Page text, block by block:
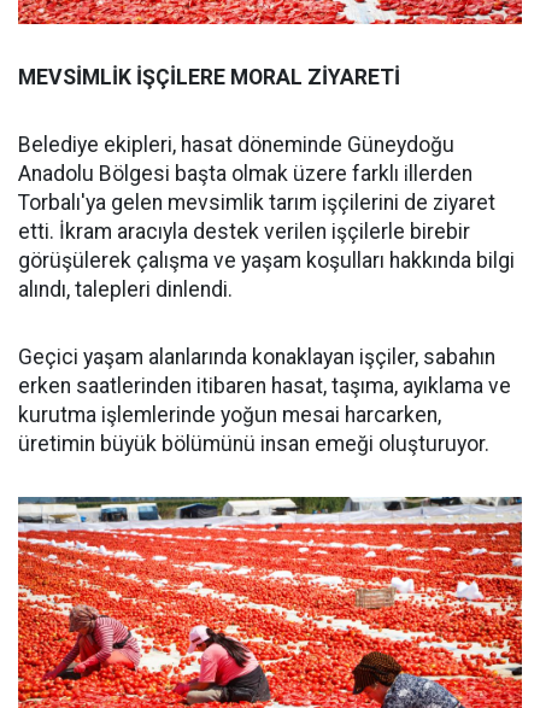
MEVSİMLİK İŞÇİLERE MORAL ZİYARETİ
Belediye ekipleri, hasat döneminde Güneydoğu
Anadolu Bölgesi başta olmak üzere farklı illerden
Torbalı'ya gelen mevsimlik tarım işçilerini de ziyaret
etti. İkram aracıyla destek verilen işçilerle birebir
görüşülerek çalışma ve yaşam koşulları hakkında bilgi
alındı, talepleri dinlendi.
Geçici yaşam alanlarında konaklayan işçiler, sabahın
erken saatlerinden itibaren hasat, taşıma, ayıklama ve
kurutma işlemlerinde yoğun mesai harcarken,
üretimin büyük bölümünü insan emeği oluşturuyor.